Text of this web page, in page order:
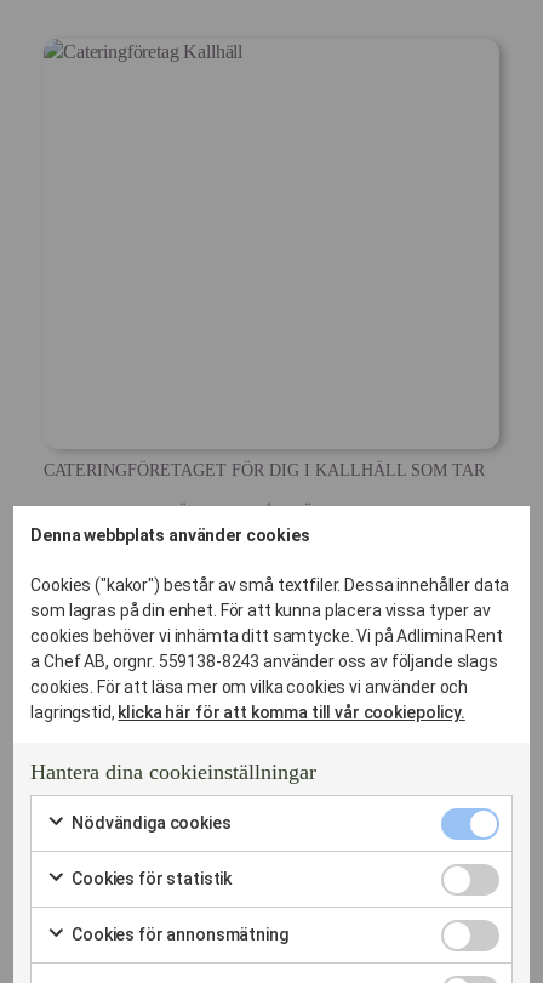
CATERINGFÖRETAGET FÖR DIG I KALLHÄLL SOM TAR
Din lokala
totalleverantör –
Cateringföretaget som
kan Kallhäll
Att välja ett lokalt förankrat cateringföretag handlar om
trygghet.
Vi är inte en anonym kedja utan vi är din partner som brinner
för att Kallhälls näringsliv och privatpersoner ska äta bättre.
Denna webbplats använder cookies
Cookies ("kakor") består av små textfiler. Dessa innehåller data
som lagras på din enhet. För att kunna placera vissa typer av
cookies behöver vi inhämta ditt samtycke. Vi på Adlimina Rent
a Chef AB, orgnr. 559138-8243 använder oss av följande slags
cookies. För att läsa mer om vilka cookies vi använder och
lagringstid, klicka här för att komma till vår cookiepolicy.
Hantera dina cookieinställningar
Nödvändiga cookies
att
samtycka
till
av
cookies
kryssruta
Cookies för statistik
att
samtycka
Cookies
för
statistik
kryssruta
Cookies för annonsmätning
Cookies
för